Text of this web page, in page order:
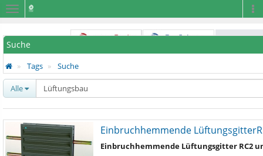
Navigation
Suche
Tags Suche
Alle
Einbruchhemmende
Einbruchhemmende Lüftungsgitter RC2